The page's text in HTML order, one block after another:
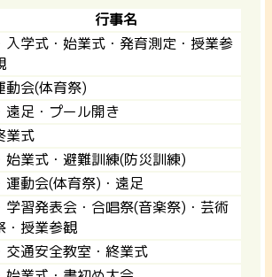
行事名
入学式・始業式・発育測定・授業参
動会(体育祭)
遠足・プール開き
業式
始業式・避難訓練(防災訓練)
運動会(体育祭)・遠足
学習発表会・合唱祭(音楽祭)・芸術
・授業参観
交通安全教室・終業式